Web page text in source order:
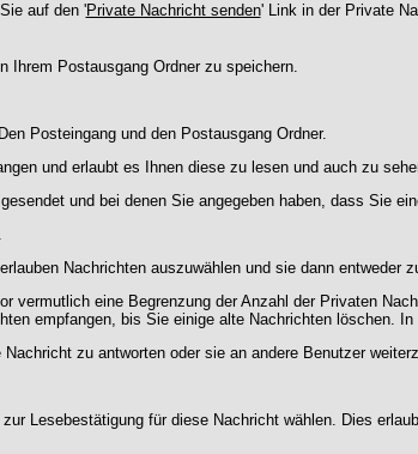
auf den 'Private Nachricht senden' Link in der Private
Ihrem Postausgang Ordner zu speichern.
Posteingang und den Postausgang Ordner.
und erlaubt es Ihnen diese zu lesen und auch zu
und bei denen Sie angegeben haben, dass Sie
Nachrichten auszuwählen und sie dann entweder
vermutlich eine Begrenzung der Anzahl der Privaten
empfangen, bis Sie einige alte Nachrichten löschen.
zu antworten oder sie an andere Benutzer
Lesebestätigung für diese Nachricht wählen. Dies